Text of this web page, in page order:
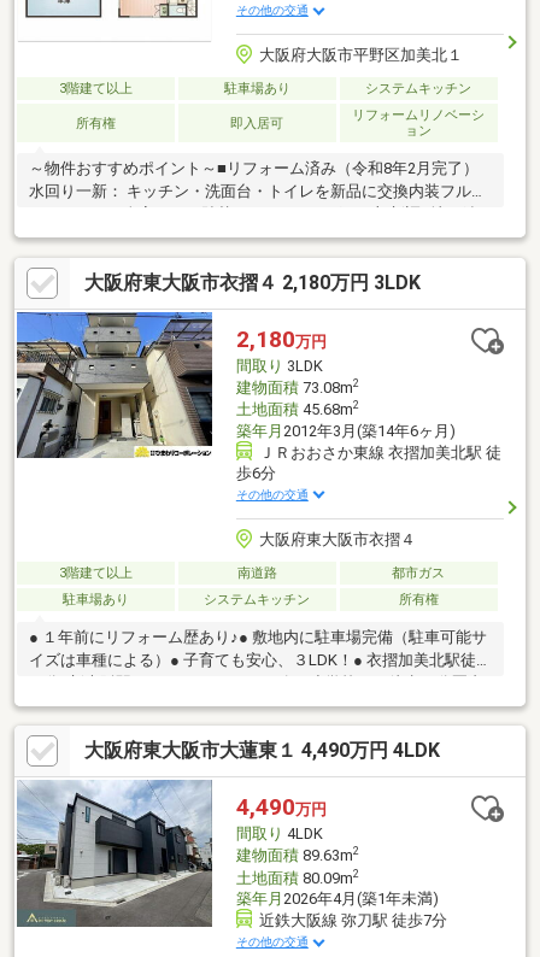
その他の交通
大阪府大阪市平野区加美北１
3階建て以上 駐車場あり システムキッチン
所有権 即入居可
リフォームリノベーシ
ョン
～物件おすすめポイント～■リフォーム済み（令和8年2月完了）
水回り一新： キッチン・洗面台・トイレを新品に交換内装フルリ
千日前線「南巽」駅まで徒歩約3分！「なんば」駅まで乗り換えな
しの直通約15分で通勤・通学にも便利♪■LDKは家族が集う15帖を
確保。メインの洋室は8.5帖の広さ■敷地内に駐車場完備前面道路
は幅員約5.8ｍ、運転が苦手な方でも安心♪公園も近く、子育て世
代にもおすすめです！その他、便利な商業施設が多数あり！住宅
ローンなどの資金計画もお気軽にご相談ください！お問合せお待
ちしております♪
大阪府東大阪市衣摺４ 2,180万円 3LDK
2,180万円
間取り 3LDK
建物面積73.08m2
土地面積45.68m2
築年月 2012年3月(築14年6ヶ月)
ＪＲおおさか東線 衣摺加美北駅 徒
歩6分
その他の交通
大阪府東大阪市衣摺４
3階建て以上 南道路
都市ガス
駐車場あり
システムキッチン 所有権
● １年前にリフォーム歴あり♪● 敷地内に駐車場完備（駐車可能サ
イズは車種による）● 子育ても安心、３LDK！● 衣摺加美北駅徒歩
６分♪新大阪駅までアクセススムーズ♪● 小学校まで徒歩10分圏内
(*^-^*)■□■ひまわりコーポレーションの住宅ローンは 〇 頭金０
円でも購入可能！ 〇 その他借入があっても借入可能！ 〇
お客様のライフプランに合わせてご提案いたします！■□■□ひまわ
りコーポレーションは 〇 女性スタッフが多数在籍！ 〇 室
内設備、間取りに合わせた家具のレイアウトなど女性目線でサポ
ートいたします
大阪府東大阪市大蓮東１ 4,490万円 4LDK
4,490万円
間取り 4LDK
建物面積89.63m2
土地面積80.09m2
築年月 2026年4月(築1年未満)
近鉄大阪線 弥刀駅 徒歩7分
その他の交通